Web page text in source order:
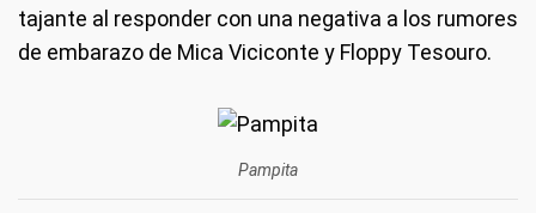
tajante al responder con una negativa a los rumores
de embarazo de Mica Viciconte y Floppy Tesouro.
Pampita